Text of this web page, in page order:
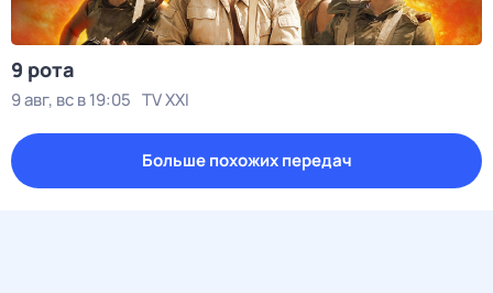
9 рота
9 авг, вс в 19:05 TV XXI
Больше похожих передач